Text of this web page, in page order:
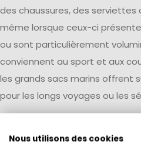
des chaussures, des
même lorsque ceux-ci
ou sont particulièrement
conviennent au sport et aux
les grands sacs marins offrent
pour les longs voyages ou les
destiné au quotidien, au sport
Nous utilisons des cookies